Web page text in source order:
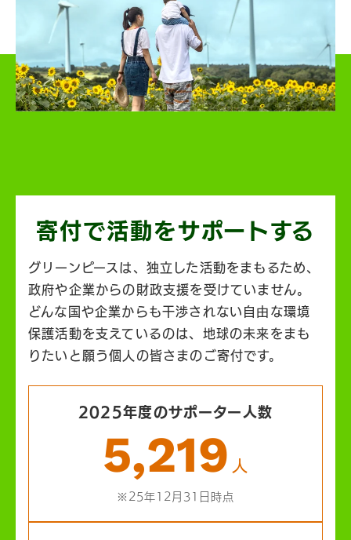
寄付で活動をサポートする
グリーンピースは、独立した活動をまもるため、
政府や企業からの財政支援を受けていません。
どんな国や企業からも干渉されない自由な環境
保護活動を支えているのは、地球の未来をまも
りたいと願う個人の皆さまのご寄付です。
2025年度のサポーター人数
5,219 人
※25年12月31日時点